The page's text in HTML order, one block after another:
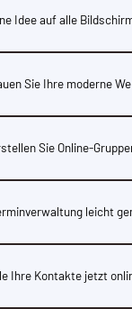
Idee auf alle
Sie Ihre moderne
Sie Online-
leicht
Ihre Kontakte jetzt